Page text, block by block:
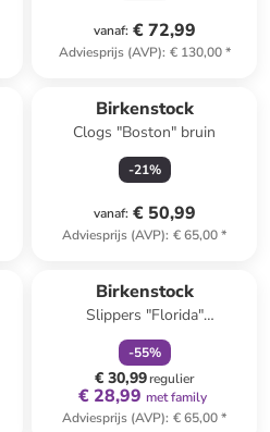
vanaf: € 72,99
Adviesprijs (AVP): € 130,00*
Birkenstock
Clogs "Boston" bruin
-21%
vanaf: € 50,99
Adviesprijs (AVP): € 65,00*
Birkenstock
Slippers "Florida"
donkerblauw
-55%
€ 30,99regulier
€ 28,99 met family
Adviesprijs (AVP): € 65,00*